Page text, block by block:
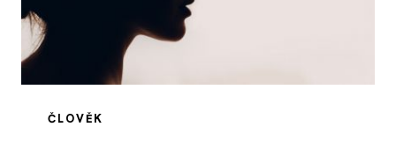
ČLOVĚK